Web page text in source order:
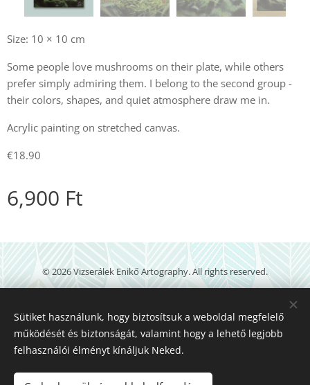
Size: 10 × 10 cm
Some people love mushrooms on their plate, while others
prefer simply admiring them. I belong to the second group -
their colors, shapes, and quiet atmosphere draw me in.
Acrylic painting on stretched canvas.
€18.90
6,900 Ft
© 2026 Vizserálek Enikő Artography. All rights reserved.
Powered byWebnode
Languages
Sütiket használunk, hogy biztosítsuk a weboldal megfelelő
működését és biztonságát, valamint hogy a lehető legjobb
felhasználói élményt kínáljuk Neked.